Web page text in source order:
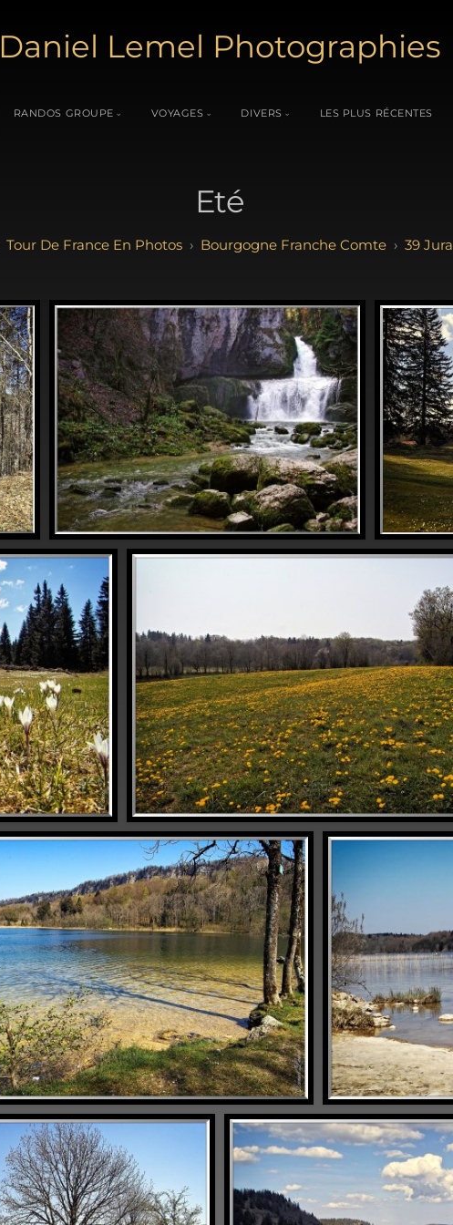
Daniel Lemel Photographies
RANDOS GROUPE VOYAGES DIVERS LES PLUS RÉCENTES
Eté
Tour De France En Photos Bourgogne Franche Comte 39 Jura